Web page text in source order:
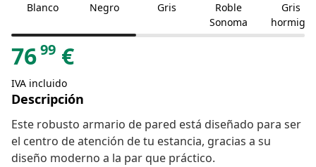
Blanco Negro Gris
Roble
Sonoma
Gris
hormigó
n
7699 €
IVA incluido
Descripción
Este robusto armario de pared está diseñado para ser
el centro de atención de tu estancia, gracias a su
diseño moderno a la par que práctico.